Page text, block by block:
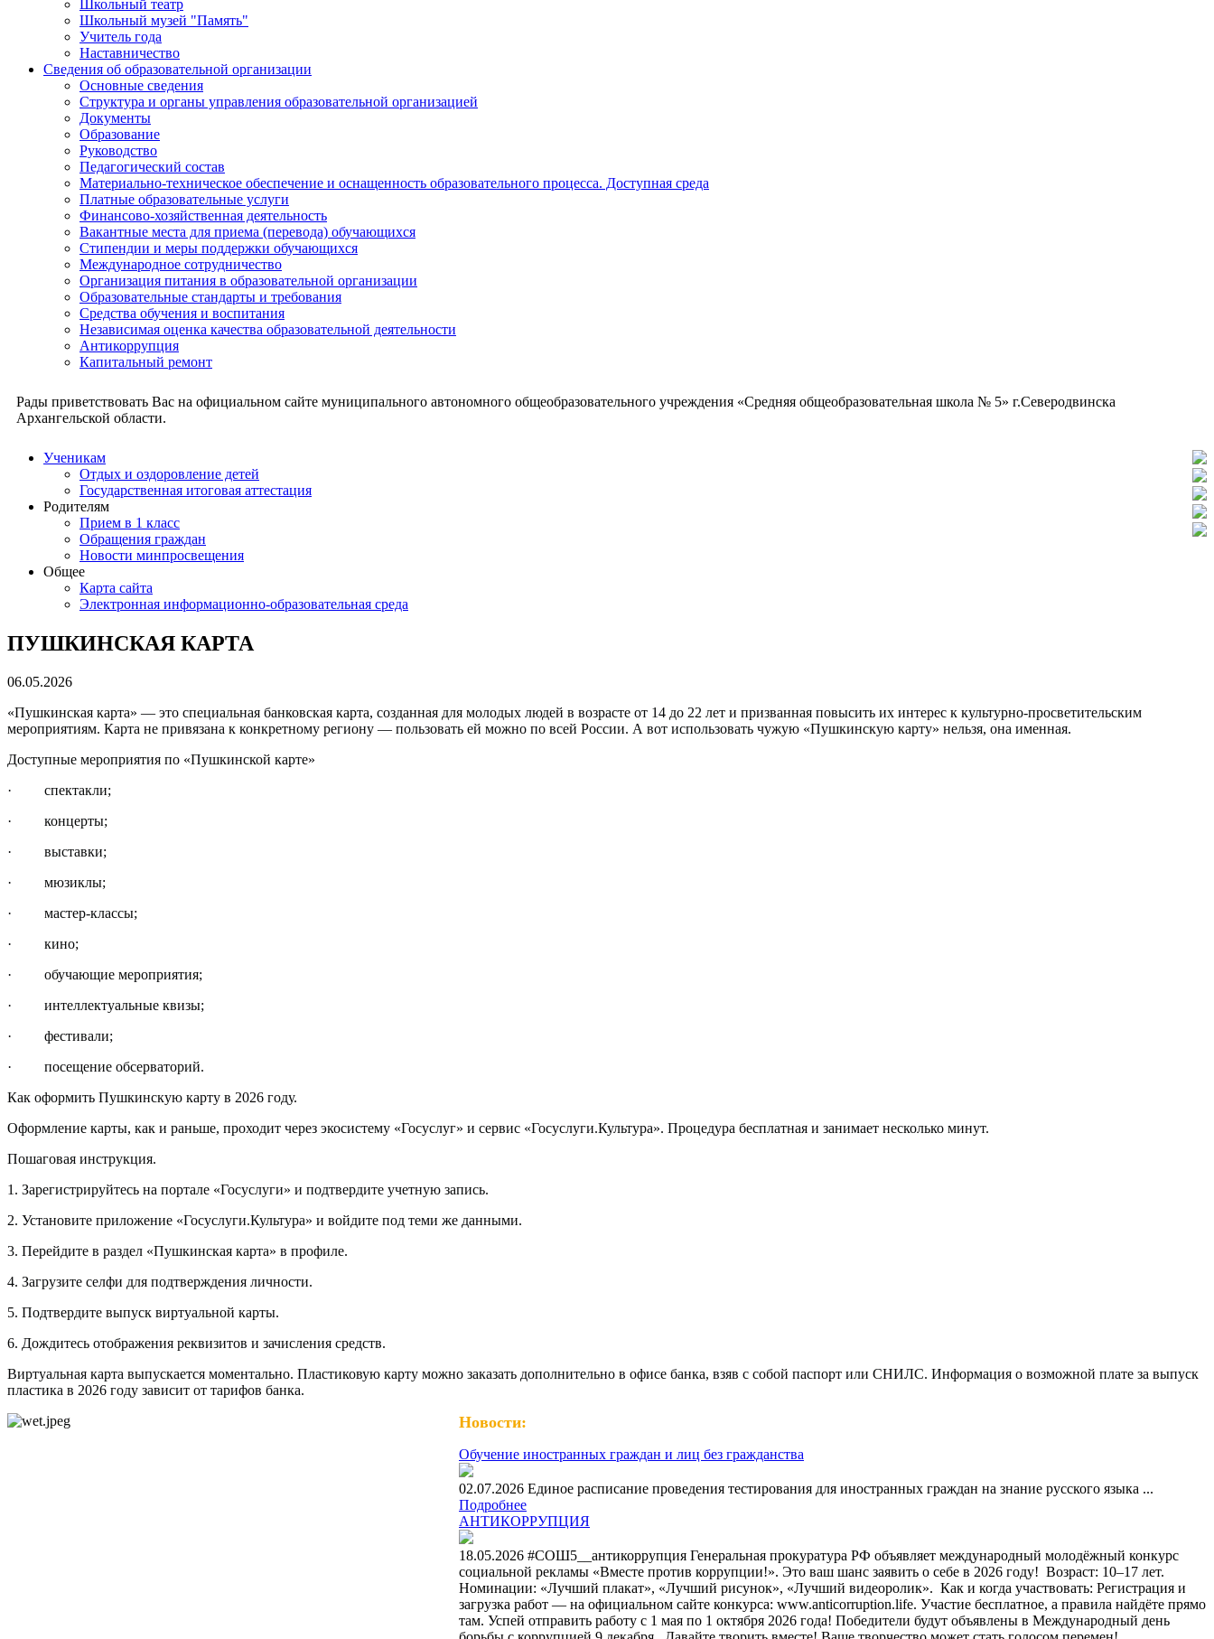
Школьный театр
Школьный музей "Память"
Учитель года
Наставничество
Сведения об образовательной организации
Основные сведения
Структура и органы управления образовательной организацией
Документы
Образование
Руководство
Педагогический состав
Материально-техническое обеспечение и оснащенность образовательного процесса. Доступная среда
Платные образовательные услуги
Финансово-хозяйственная деятельность
Вакантные места для приема (перевода) обучающихся
Стипендии и меры поддержки обучающихся
Международное сотрудничество
Организация питания в образовательной организации
Образовательные стандарты и требования
Средства обучения и воспитания
Независимая оценка качества образовательной деятельности
Антикоррупция
Капитальный ремонт
Рады приветствовать Вас на официальном сайте муниципального автономного общеобразовательного учреждения «Средняя общеобразовательная школа № 5» г.Северодвинска
Архангельской области.
Ученикам
Отдых и оздоровление детей
Государственная итоговая аттестация
Родителям
Прием в 1 класс
Обращения граждан
Новости минпросвещения
Общее
Карта сайта
Электронная информационно-образовательная среда
ПУШКИНСКАЯ КАРТА
06.05.2026
«Пушкинская карта» — это специальная банковская карта, созданная для молодых людей в возрасте от 14 до 22 лет и призванная повысить их интерес к культурно-просветительским
мероприятиям. Карта не привязана к конкретному региону — пользовать ей можно по всей России. А вот использовать чужую «Пушкинскую карту» нельзя, она именная.
Доступные мероприятия по «Пушкинской карте»
· спектакли;
· концерты;
· выставки;
· мюзиклы;
· мастер-классы;
· кино;
· обучающие мероприятия;
· интеллектуальные квизы;
· фестивали;
· посещение обсерваторий.
Как оформить Пушкинскую карту в 2026 году.
Оформление карты, как и раньше, проходит через экосистему «Госуслуг» и сервис «Госуслуги.Культура». Процедура бесплатная и занимает несколько минут.
Пошаговая инструкция.
1. Зарегистрируйтесь на портале «Госуслуги» и подтвердите учетную запись.
2. Установите приложение «Госуслуги.Культура» и войдите под теми же данными.
3. Перейдите в раздел «Пушкинская карта» в профиле.
4. Загрузите селфи для подтверждения личности.
5. Подтвердите выпуск виртуальной карты.
6. Дождитесь отображения реквизитов и зачисления средств.
Виртуальная карта выпускается моментально. Пластиковую карту можно заказать дополнительно в офисе банка, взяв с собой паспорт или СНИЛС. Информация о возможной плате за выпуск
пластика в 2026 году зависит от тарифов банка.
Новости:
Обучение иностранных граждан и лиц без гражданства
02.07.2026 Единое расписание проведения тестирования для иностранных граждан на знание русского языка ...
Подробнее
АНТИКОРРУПЦИЯ
18.05.2026 #СОШ5__антикоррупция Генеральная прокуратура РФ объявляет международный молодёжный конкурс
социальной рекламы «Вместе против коррупции!». Это ваш шанс заявить о себе в 2026 году! ⁣ Возраст: 10–17 лет.
Номинации: «Лучший плакат», «Лучший рисунок», «Лучший видеоролик». ⁣ Как и когда участвовать: Регистрация и
загрузка работ — на официальном сайте конкурса: www.anticorruption.life. Участие бесплатное, а правила найдёте прямо
там. Успей отправить работу с 1 мая по 1 октября 2026 года! Победители будут объявлены в Международный день